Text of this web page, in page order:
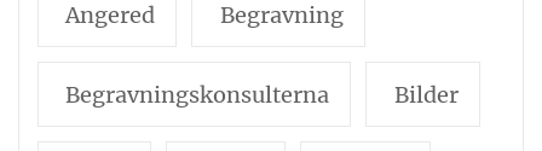
Angered Begravning
Begravningskonsulterna Bilder